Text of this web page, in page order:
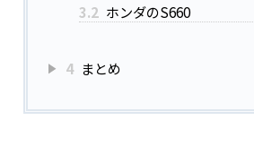
3.2 ホンダのS660
4 まとめ